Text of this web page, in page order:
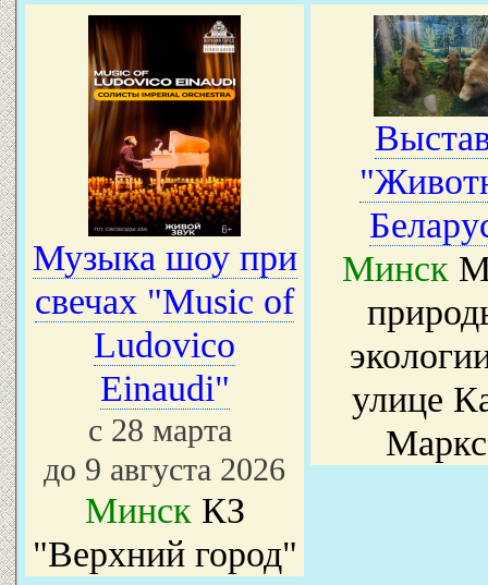
Музыка шоу при
свечах "Music of
Ludovico
Einaudi"
с 28 марта
до 9 августа 2026
Минск КЗ
"Верхний город"
Минск
улице